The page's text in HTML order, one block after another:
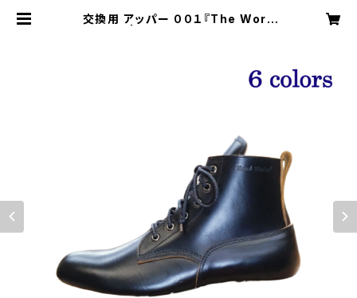
交換用 アッパー ００１『The Work